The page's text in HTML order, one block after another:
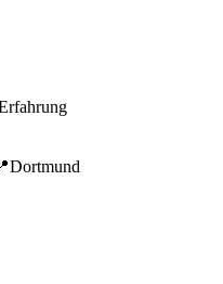
Dortmund